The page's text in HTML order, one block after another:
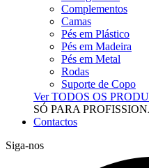
Complementos
Camas
Pés em Plástico
Pés em Madeira
Pés em Metal
Rodas
Suporte de Copo
Ver TODOS OS
SÓ PARA
Contactos
Siga-nos